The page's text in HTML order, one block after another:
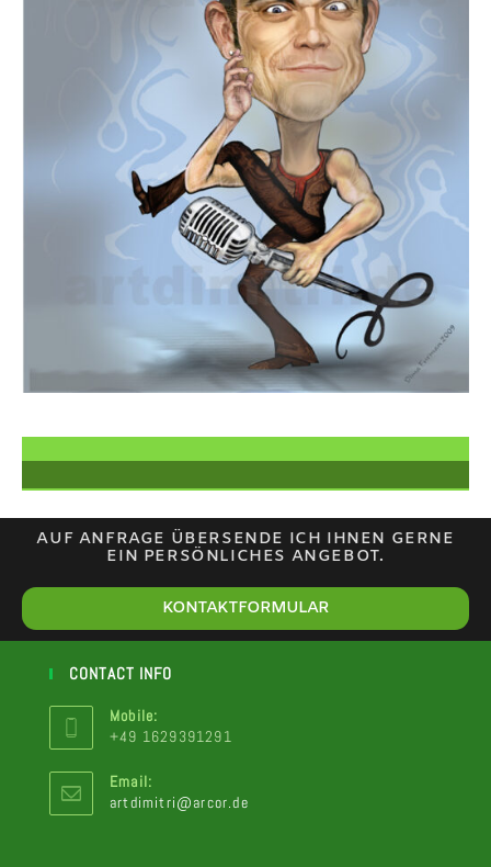
AUF ANFRAGE ÜBERSENDE ICH IHNEN GERNE
EIN PERSÖNLICHES ANGEBOT.
KONTAKTFORMULAR
a
CONTACT INFO
Mobile:
+49 1629391291
Email:
artdimitri@arcor.deOpens